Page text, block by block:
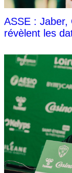
ASSE : Jaber,
révèlent les